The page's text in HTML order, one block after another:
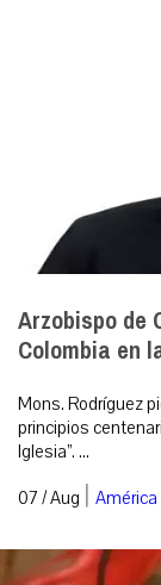
Arzobispo
Colombia en
Mons. Rodríguez
principios
Iglesia”. ...
07 / Aug |